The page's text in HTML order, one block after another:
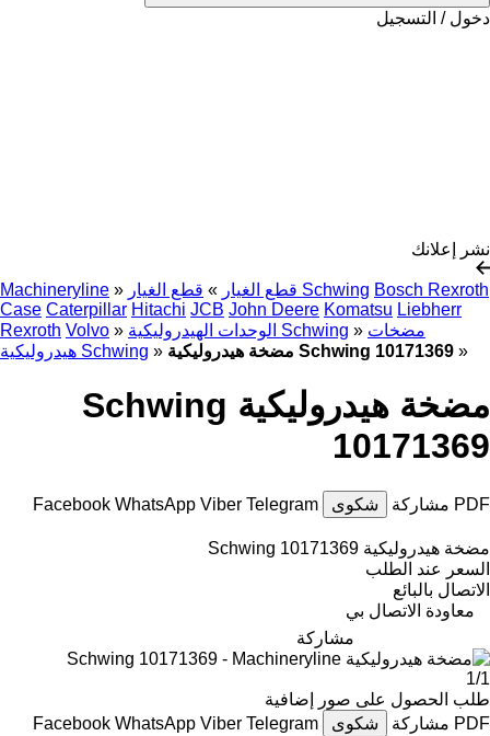
دخول / التسجيل
نشر إعلانك
Machineryline » قطع الغيار » قطع الغيار Schwing Bosch Rexroth
Case Caterpillar Hitachi JCB John Deere Komatsu Liebherr
Rexroth Volvo » الوحدات الهيدروليكية Schwing » مضخات
هيدروليكية Schwing » مضخة هيدروليكية Schwing 10171369 »
مضخة هيدروليكية Schwing
10171369
PDF مشاركة شكوى Facebook WhatsApp Viber Telegram
مضخة هيدروليكية Schwing 10171369
السعر عند الطلب
الاتصال بالبائع
معاودة الاتصال بي
مشاركة
1/1
طلب الحصول على صور إضافية
PDF مشاركة شكوى Facebook WhatsApp Viber Telegram